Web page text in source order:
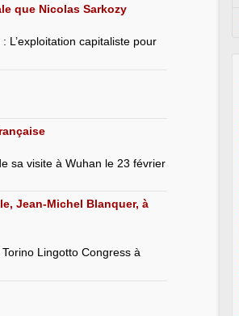
que Nicolas Sarkozy
L’exploitation capitaliste pour
sa visite à Wuhan le 23 février
Jean-Michel Blanquer, à
Lingotto Congress à